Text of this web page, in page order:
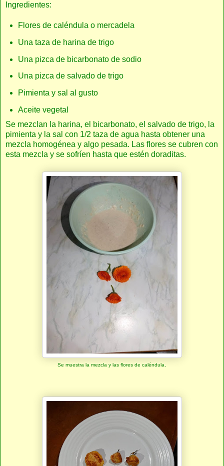
Ingredientes:
Flores de caléndula o mercadela
Una taza de harina de trigo
Una pizca de bicarbonato de sodio
Una pizca de salvado de trigo
Pimienta y sal al gusto
Aceite vegetal
Se mezclan la harina, el bicarbonato, el salvado de trigo, la
pimienta y la sal con 1/2 taza de agua hasta obtener una
mezcla homogénea y algo pesada. Las flores se cubren con
esta mezcla y se sofríen hasta que estén doraditas.
Se muestra la mezcla y las flores de caléndula.